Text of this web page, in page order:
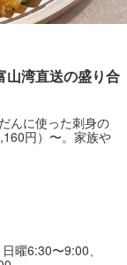
山湾直送の盛り合
んに使った刺身の
円）〜。家族や
曜6:30〜9:00、